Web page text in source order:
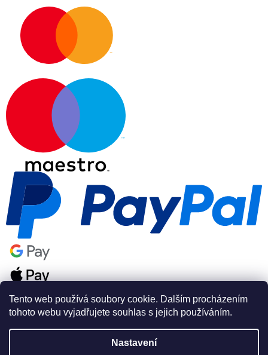
Tento web používá soubory cookie. Dalším procházením
tohoto webu vyjadřujete souhlas s jejich používáním.
Nastavení
Vytvořil Shoptet Premium